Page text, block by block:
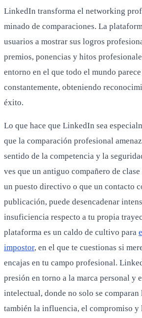
LinkedIn transforma el networking
minado de comparaciones. La
usuarios a mostrar sus logros
premios, ponencias y hitos
entorno en el que todo el mundo
constantemente, obteniendo
éxito.
Lo que hace que LinkedIn sea
que la comparación profesional
sentido de la competencia y la
ves que un antiguo compañero de
un puesto directivo o que un contacto
publicación, puede desencadenar
insuficiencia respecto a tu propia
plataforma es un caldo de cultivo para
impostor, en el que te cuestionas si
encajas en tu campo profesional.
presión en torno a la marca personal y
intelectual, donde no solo se comparan
también la influencia, el compromiso y